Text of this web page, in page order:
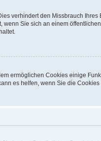
verhindert den Missbrauch
Sie sich an einem
ermöglichen Cookies einige
es helfen, wenn Sie die